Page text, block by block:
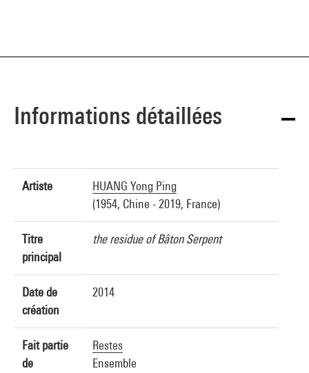
Informations détaillées
Artiste
HUANG Yong Ping
(1954, Chine - 2019, France)
Titre
principal
the residue of Bâton Serpent
Date de
création
2014
Fait partie
de
Restes
Ensemble